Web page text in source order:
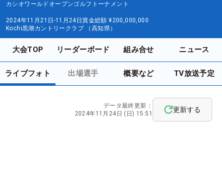
カシオワールドオープンゴルフトーナメント
2024年11月21日-11月24日賞金総額 ¥200,000,000
Kochi黒潮カントリークラブ （高知県）
大会TOP リーダーボード 組み合せ ニュース
ライブフォト 出場選手 概要など TV放送予定
データ最終更新：
2024年11月24日 (日) 15:51
更新する